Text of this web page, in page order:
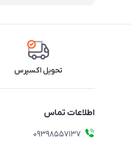
تحویل اکسپرس
اطلاعات تماس
09398557137